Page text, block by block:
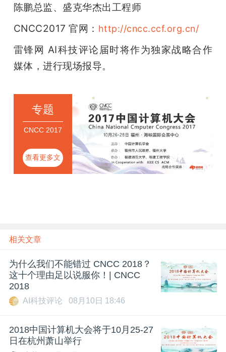
陈鹏总监、盛克华杰出工程师
CNCC2017 官网： http://cncc.ccf.org.cn/
雷锋网 AI科技评论届时将作为独家战略合作
媒体，进行现场报导。
专题
CNCC 2017
查看更多文
章
相关文章
为什么我们不能错过 CNCC 2018？
这十个理由足以说服你！| CNCC
2018
AI科技评论 08月10日 18:46
2018中国计算机大会将于10月25-27
日在杭州萧山举行